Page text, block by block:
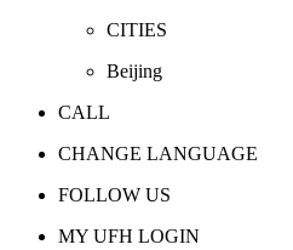
CITIES
Beijing
CALL
CHANGE LANGUAGE
FOLLOW US
MY UFH LOGIN